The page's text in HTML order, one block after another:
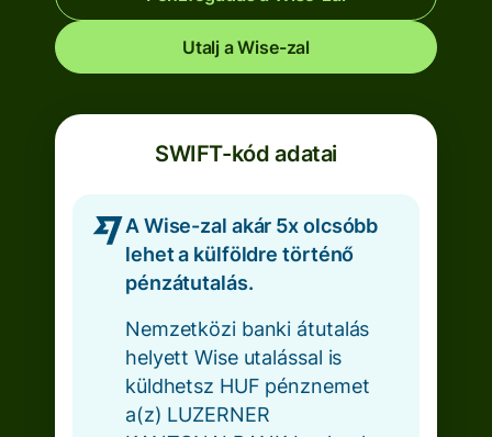
Utalj a Wise-zal
SWIFT-kód adatai
A Wise-zal akár 5x olcsóbb
lehet a külföldre történő
pénzátutalás.
Nemzetközi banki átutalás
helyett Wise utalással is
küldhetsz HUF pénznemet
a(z) LUZERNER